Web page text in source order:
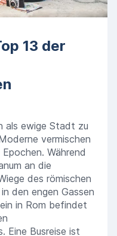
13 der
als ewige Stadt zu
vermischen
Während
an die
des römischen
den engen Gassen
in Rom befindet
Eine Busreise ist